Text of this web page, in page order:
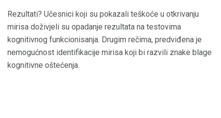
Rezultati? Učesnici koji su pokazali teškoće u otkrivanju
mirisa doživjeli su opadanje rezultata na testovima
kognitivnog funkcionisanja. Drugim rečima, predviđena je
nemogućnost identifikacije mirisa koji bi razvili znake blage
kognitivne oštećenja.